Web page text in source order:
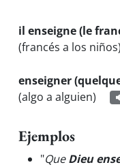
il enseigne (le
(francés a los niños)
enseigner
(algo a alguien)
Ejemplos
"QueDieu